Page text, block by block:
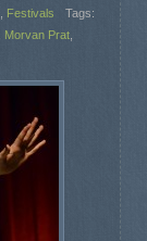
Festivals
Tags:
Morvan Prat